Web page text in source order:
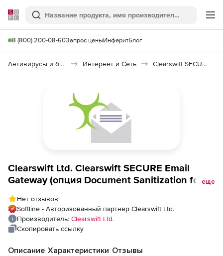
Softline
Поиск
8 (800) 200-08-60Запрос ценыИнферитБлог
Антивирусы и безопасность Интернет и Сеть Clearswift SECURE Email Gateway
Clearswift Ltd. Clearswift SECURE Email
Gateway (опция Document Sanitization for
- Band B
еще
Нет отзывов
Softline - Авторизованный партнер Clearswift Ltd.
Производитель: Clearswift Ltd.
Скопировать ссылку
Описание Характеристики Отзывы